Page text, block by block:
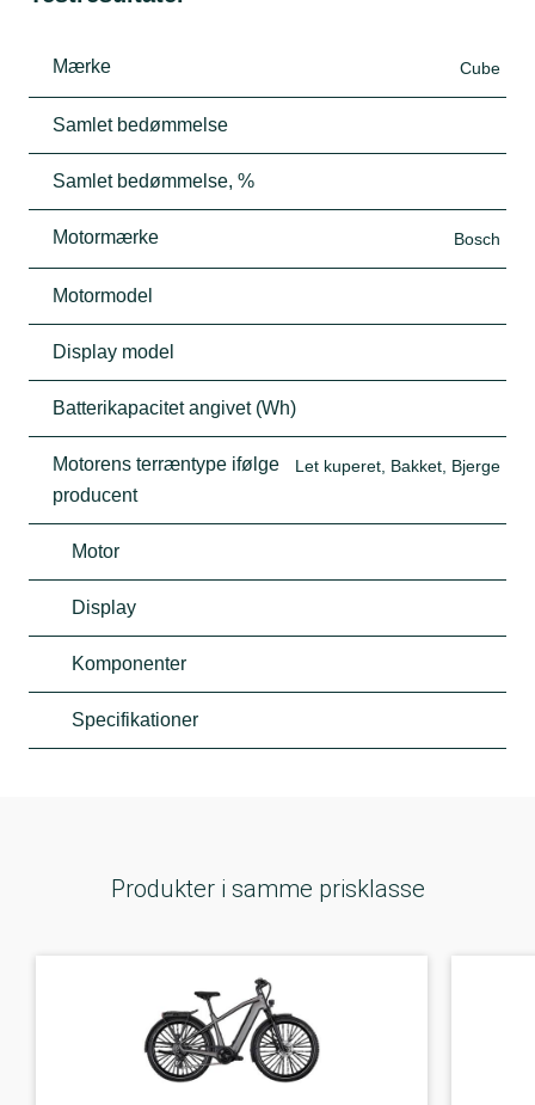
Mærke Cube
Samlet bedømmelse
Samlet bedømmelse, %
Motormærke Bosch
Motormodel
Display model
Batterikapacitet angivet (Wh)
Motorens terræntype ifølge
producent
Let kuperet, Bakket, Bjerge
Motor
Display
Komponenter
Specifikationer
Produkter i samme prisklasse